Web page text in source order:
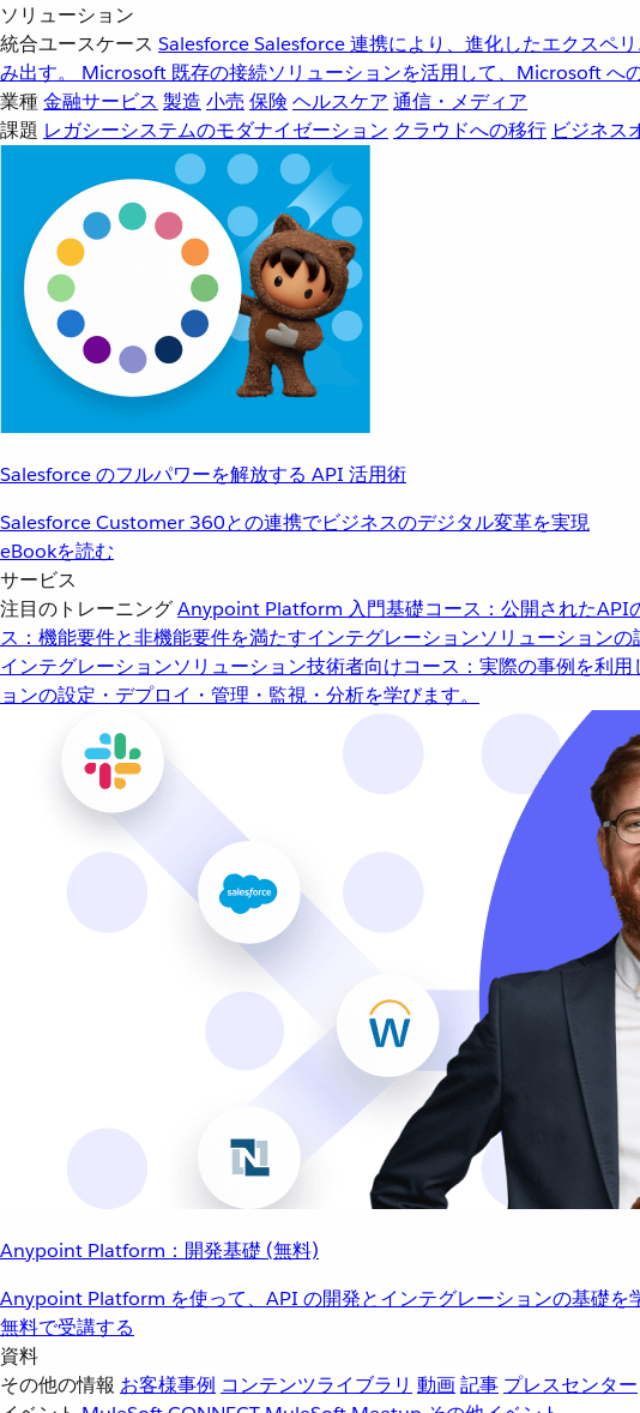
ソリューション
統合ユースケース SalesforceSalesforce 連携により、進化したエクスペ
み出す。
Microsoft 既存の接続ソリューションを活用して、Microsoft へ
業種金融サービス 製造 小売 保険 ヘルスケア 通信・メディア
課題 レガシーシステムのモダナイゼーション クラウドへの移行 ビジネス
Salesforce のフルパワーを解放する API 活用術
Salesforce Customer 360との連携でビジネスのデジタル変革を実現
eBookを読む
サービス
注目のトレーニングAnypoint Platform 入門基礎コース：公開されたAPI
ス：機能要件と非機能要件を満たすインテグレーションソリューションの
インテグレーションソリューション技術者向けコース：実際の事例を利用
ョンの設定・デプロイ・管理・監視・分析を学びます。
Anypoint Platform：開発基礎 (無料)
Anypoint Platform を使って、API の開発とインテグレーションの基礎を
無料で受講する
資料
その他の情報 お客様事例 コンテンツライブラリ 動画記事 プレスセンター